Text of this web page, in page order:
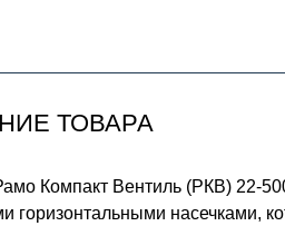
ТОВАРА
Компакт Вентиль (РКВ) 22-
горизонтальными насечками,